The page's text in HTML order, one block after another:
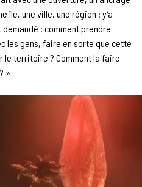
île, une ville, une région : y’a
demandé : comment prendre
les gens, faire en sorte que cette
le territoire ? Comment la faire
»